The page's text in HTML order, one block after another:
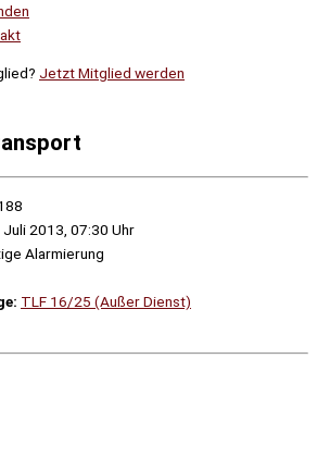
Jetzt Mitglied werden
Juli 2013, 07:30 Uhr
Alarmierung
TLF 16/25 (Außer Dienst)